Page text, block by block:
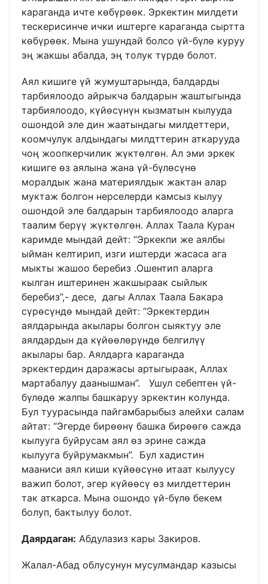
караганда ичте көбүрөөк. Эркектин милдети
тескерисинче ички иштерге караганда сыртта
көбүрөөк. Мына ушундай болсо үй-бүлө куруу
эң жакшы абалда, эң толук түрдө болот.
Аял кишиге үй жумуштарында, балдарды
тарбиялоодо айрыкча балдарын жаштыгында
тарбиялоодо, күйөсүнүн кызматын кылууда
ошондой эле дин жаатындагы милдеттери,
коомчулук алдындагы милдттерин аткарууда
чоң жоопкерчилик жүктөлгөн. Ал эми эркек
кишиге өз аялына жана үй-бүлөсүнө
моралдык жана материялдык жактан алар
муктаж болгон нерселерди камсыз кылуу
ошондой эле балдарын тарбиялоодо аларга
таалим берүү жүктөлгөн. Аллах Таала Куран
каримде мындай дейт: “Эркекпи же аялбы
ыйман келтирип, изги иштерди жасаса ага
мыкты жашоо беребиз .Ошентип аларга
кылган иштеринен жакшыраак сыйлык
беребиз”,- десе, дагы Аллах Таала Бакара
сүрөсүндө мындай дейт: “Эркектердин
аялдарында акылары болгон сыяктуу эле
аялдардын да күйөөлөрүндө белгилүү
акылары бар. Аялдарга караганда
эркектердин даражасы артыгыраак, Аллах
мартабалуу даанышман”. Ушул себептен үй-
бүлөдө жалпы башкаруу эркектин колунда.
Бул туурасында пайгамбарыбыз алейхи салам
айтат: “Эгерде бирөөнү башка бирөөгө сажда
кылууга буйрусам аял өз эрине сажда
кылууга буйрумакмын”. Бул хадистин
мааниси аял киши күйөөсүнө итаат кылуусу
важип болот, эгер күйөөсү өз милдеттерин
так аткарса. Мына ошондо үй-бүлө бекем
болуп, бактылуу болот.
Даярдаган: Абдулазиз кары Закиров.
Жалал-Абад облусунун мусулмандар казысы